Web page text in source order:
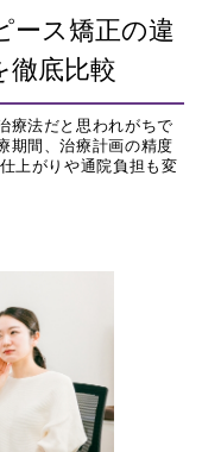
ース矯正の違
徹底比較
療法だと思われがちで
期間、治療計画の精度
上がりや通院負担も変